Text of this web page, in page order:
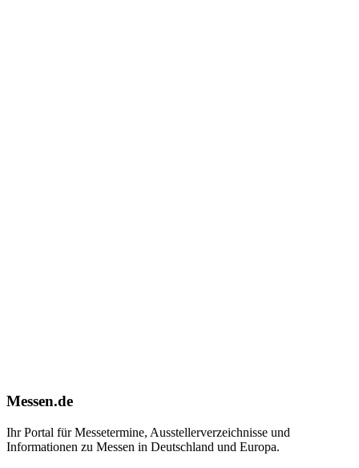
Messen.de
Ihr Portal für Messetermine, Ausstellerverzeichnisse und
Informationen zu Messen in Deutschland und Europa.